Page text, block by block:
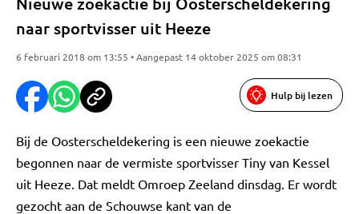
naar sportvisser uit Heeze
6 februari 2018 om 13:55 • Aangepast 14 oktober 2025 om 08:31
Hulp bij lezen
Bij de Oosterscheldekering is een nieuwe zoekactie
begonnen naar de vermiste sportvisser Tiny van Kessel
uit Heeze. Dat meldt Omroep Zeeland dinsdag. Er wordt
gezocht aan de Schouwse kant van de